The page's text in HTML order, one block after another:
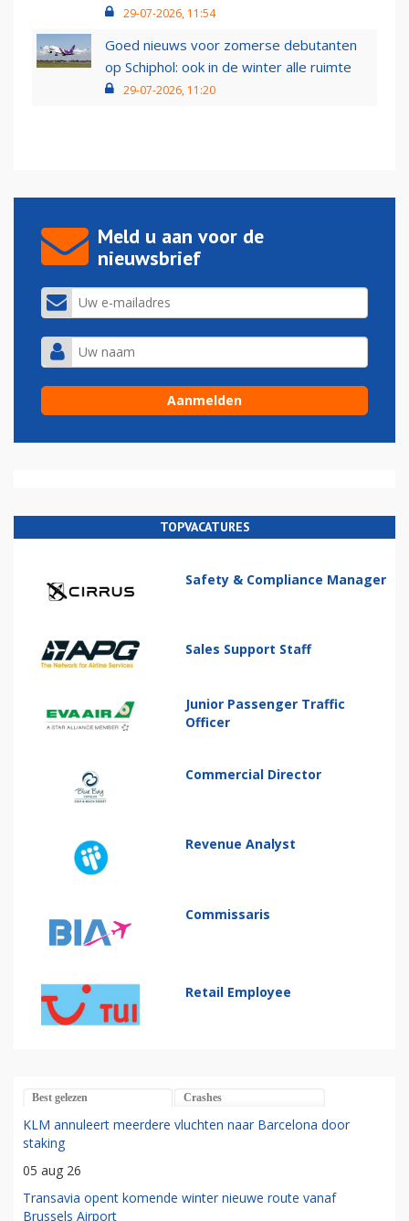
29-07-2026, 11:54
Goed nieuws voor zomerse debutanten
op Schiphol: ook in de winter alle ruimte
29-07-2026, 11:20
Meld u aan voor de
nieuwsbrief
TOPVACATURES
Safety & Compliance Manager
Sales Support Staff
Junior Passenger Traffic
Officer
Commercial Director
Revenue Analyst
Commissaris
Retail Employee
Best gelezen Crashes
KLM annuleert meerdere vluchten naar Barcelona door
staking
05 aug 26
Transavia opent komende winter nieuwe route vanaf
Brussels Airport